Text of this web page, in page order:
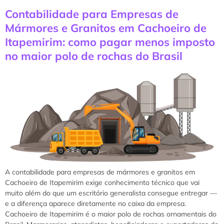
Contabilidade para Empresas de
Mármores e Granitos em Cachoeiro de
Itapemirim: como pagar menos imposto
no maior polo de rochas do Brasil
A contabilidade para empresas de mármores e granitos em
Cachoeiro de Itapemirim exige conhecimento técnico que vai
muito além do que um escritório generalista consegue entregar —
e a diferença aparece diretamente no caixa da empresa.
Cachoeiro de Itapemirim é o maior polo de rochas ornamentais do